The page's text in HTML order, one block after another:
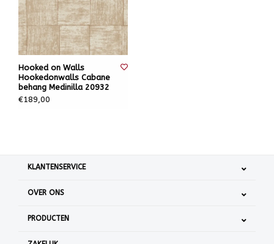
Hooked on Walls
Hookedonwalls Cabane
behang Medinilla 20932
€189,00
KLANTENSERVICE
OVER ONS
PRODUCTEN